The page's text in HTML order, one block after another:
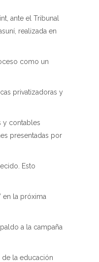
ante el Tribunal
realizada en
como un
privatizadoras y
y contables
presentadas por
Esto
en la próxima
a la campaña
de la educación